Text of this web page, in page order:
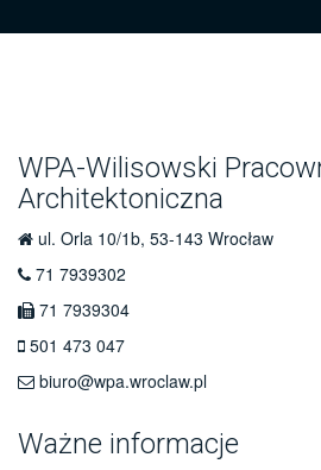
WPA-Wilisowski
Architektoniczna
ul. Orla 10/1b, 53-143 Wrocław
71 7939302
71 7939304
501 473 047
biuro@wpa.wroclaw.pl
Ważne informacje